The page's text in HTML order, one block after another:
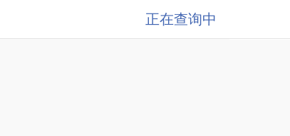
正在查询中